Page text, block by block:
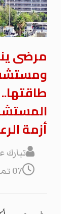
مرضى
أزمة
تبارك
07 تموز/يوليو 2026